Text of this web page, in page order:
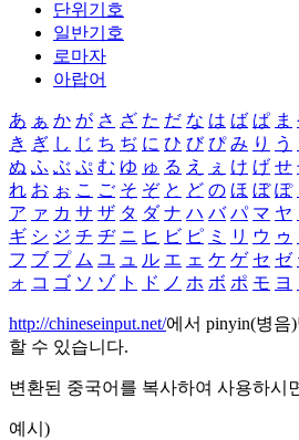
단위기호
일반기호
로마자
아랍어
あ ぁ か が さ ざ た だ な は ば ぱ ま
き ぎ し じ ち ぢ に ひ び ぴ み り う
ぬ ふ ぶ ぷ む ゆ ゅ る え ぇ け げ せ
れ お ぉ こ ご そ ぞ と ど の ほ ぼ ぽ
ア ァ カ サ ザ タ ダ ナ ハ バ パ マ ヤ
ギ シ ジ チ ヂ ニ ヒ ビ ピ ミ リ ウ ゥ
フ ブ プ ム ユ ュ ル エ ェ ケ ゲ セ ゼ
ォ コ ゴ ソ ゾ ト ド ノ ホ ボ ポ モ ヨ
http://chineseinput.net/에서 pinyin(병음
할 수 있습니다.
변환된 중국어를 복사하여 사용하시
예시)